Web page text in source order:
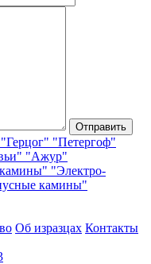
"Герцог" "Петергоф"
"Ажур"
"Электро-
камины"
Об изразцах Контакты